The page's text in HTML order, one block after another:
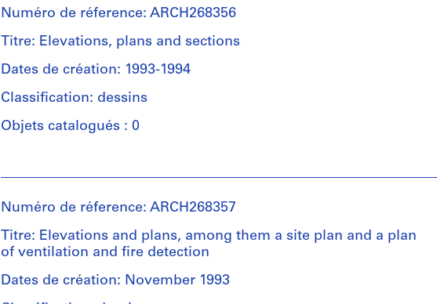
Quantité
Type
d’objet:
1
reprographic
dessins
d'exécution
Collation:
1
black
institutions:
Abalos
&
(archive
Quantité
d’objet:
File
Étape
objectif:
Numéro de réference: ARCH268356
Titre: Elevations, plans and sections
Dates de création: 1993-1994
Classification: dessins
Objets catalogués : 0
et
institutions:
Abalos
&
Herreros
creator)
Numéro de réference: ARCH268357
Titre: Elevations and plans, among them a site plan and a plan
of ventilation and fire detection
Dates de création: November 1993